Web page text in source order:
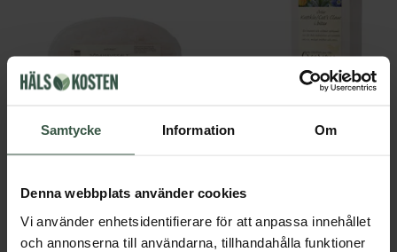
Samtycke Information Om
Denna webbplats använder cookies
Vi använder enhetsidentifierare för att anpassa innehållet
och annonserna till användarna, tillhandahålla funktioner
Dödahavssalt 500g
83 kr
GÅ TILL LÄGG I VARUKORGEN